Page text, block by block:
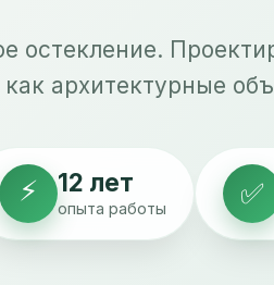
остекление.
архитектурные
⚡ 12 лет
опыта работы ✅